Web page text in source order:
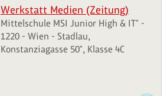
Werkstatt Medien (Zeitung)
Mittelschule MSI Junior High & IT" -
1220 - Wien - Stadlau,
Konstanziagasse 50", Klasse 4C